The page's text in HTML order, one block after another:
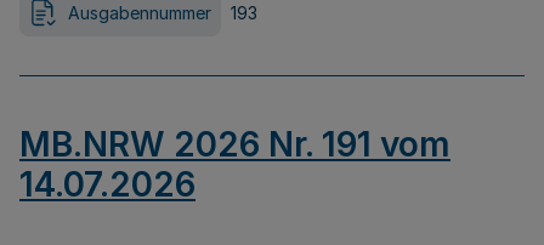
Ausgabennummer 193
MB.NRW 2026 Nr. 191 vom
14.07.2026